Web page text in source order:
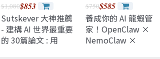
$1,080$853
Sutskever 大神推薦
- 建構 AI 世界最重要
的 30篇論文 : 用
$750$585
養成你的 AI 龍蝦管
家！OpenClaw ×
NemoClaw ×